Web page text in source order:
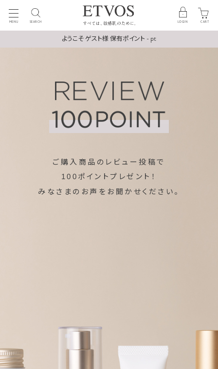
MENU SEARCH LOGIN CART
ようこそ ゲスト様 保有ポイント - pt
ご購入商品のレビュー投稿で
100 ポイントプレゼント！
みなさまのお声をお聞かせください。